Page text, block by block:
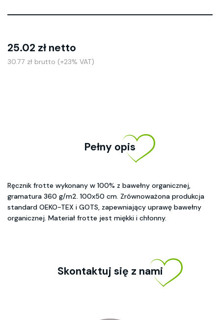
25.02 zł netto
30.77 zł brutto (+23% VAT)
Pełny opis
Ręcznik frotte wykonany w 100% z bawełny organicznej,
gramatura 360 g/m2. 100x50 cm. Zrównoważona produkcja
standard OEKO-TEX i GOTS, zapewniający uprawę bawełny
organicznej. Materiał frotte jest miękki i chłonny.
Skontaktuj się z nami